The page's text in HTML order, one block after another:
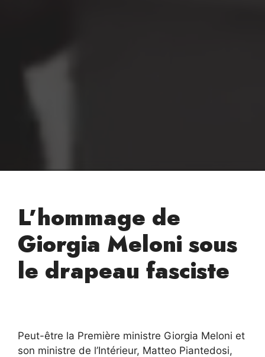
L’hommage de
Giorgia Meloni sous
le drapeau fasciste
Peut-être la Première ministre Giorgia Meloni et
son ministre de l’Intérieur, Matteo Piantedosi,